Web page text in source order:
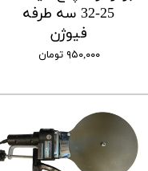
25-32 سه طرفه
فیوژن
۹۵۰,۰۰۰ تومان